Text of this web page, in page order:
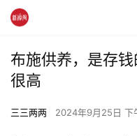
布施供养，是存
很高
三三两两 2024年9月25日 下